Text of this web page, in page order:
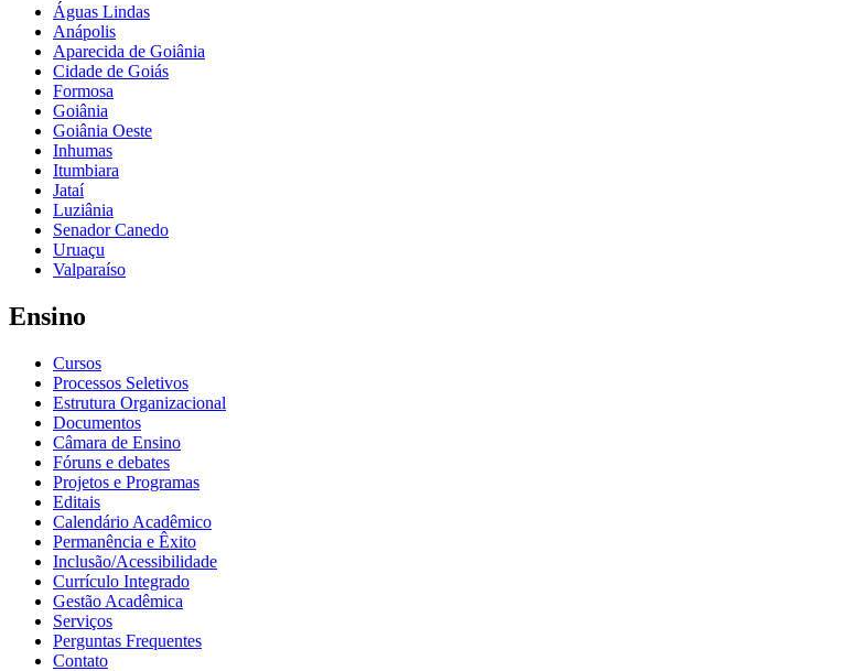
Águas Lindas
Anápolis
Aparecida de Goiânia
Cidade de Goiás
Formosa
Goiânia
Goiânia Oeste
Inhumas
Itumbiara
Jataí
Luziânia
Senador Canedo
Uruaçu
Valparaíso
Ensino
Cursos
Processos Seletivos
Estrutura Organizacional
Documentos
Câmara de Ensino
Fóruns e debates
Projetos e Programas
Editais
Calendário Acadêmico
Permanência e Êxito
Inclusão/Acessibilidade
Currículo Integrado
Gestão Acadêmica
Serviços
Perguntas Frequentes
Contato